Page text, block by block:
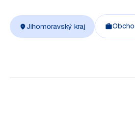
Jihomoravský kraj